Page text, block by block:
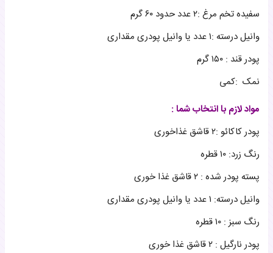
سفیده تخم مرغ :۲ عدد حدود ۶۰ گرم
وانیل درسته :۱ عدد یا وانیل پودری مقداری
پودر قند : ۱۵۰ گرم
نمک :کمی
مواد لازم با انتخاب شما :
پودر کاکائو :۲ قاشق غذاخوری
رنگ زرد: ۱۰ قطره
پسته پودر شده : ۲ قاشق غذا خوری
وانیل درسته: ۱ عدد یا وانیل پودری مقداری
رنگ سبز : ۱۰ قطره
پودر نارگیل : ۲ قاشق غذا خوری